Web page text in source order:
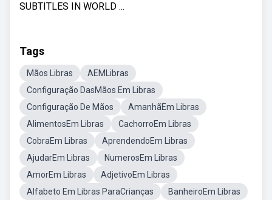
SUBTITLES IN WORLD ...
Tags
Mãos Libras
AEMLibras
Configuração DasMãos Em Libras
Configuração De Mãos
AmanhãEm Libras
AlimentosEm Libras
CachorroEm Libras
CobraEm Libras
AprendendoEm Libras
AjudarEm Libras
NumerosEm Libras
AmorEm Libras
AdjetivoEm Libras
Alfabeto Em Libras ParaCrianças
BanheiroEm Libras